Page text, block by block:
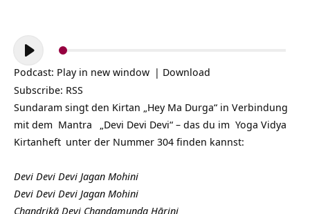
Audio-
Player
Podcast: Play in new window | Download
Subscribe: RSS
Sundaram singt den Kirtan „Hey Ma Durga“ in Verbindung
mit dem Mantra „Devi Devi Devi“ – das du im Yoga Vidya
Kirtanheft unter der Nummer 304 finden kannst:
Devi Devi Devi Jagan Mohini
Devi Devi Devi Jagan Mohini
Chandrikā Devi Chandamunda Hārini